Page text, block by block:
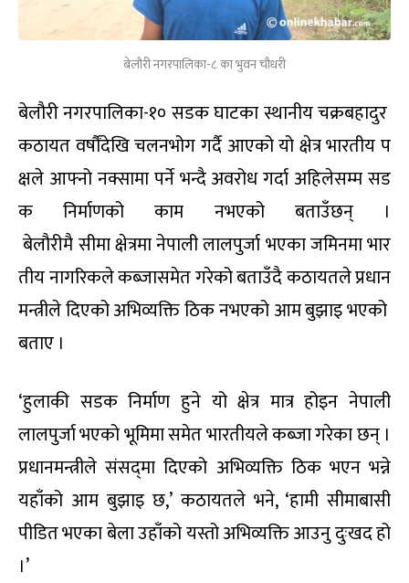
बेलौरी नगरपालिका-८ का भुवन चौधरी
बेलौरी नगरपालिका-१० सडक घाटका स्थानीय चक्रबहादुर
कठायत वर्षौंदेखि चलनभोग गर्दै आएको यो क्षेत्र भारतीय प
क्षले आफ्नो नक्सामा पर्ने भन्दै अवरोध गर्दा अहिलेसम्म सड
क निर्माणको काम नभएको बताउँछन् ।
बेलौरीमै सीमा क्षेत्रमा नेपाली लालपुर्जा भएका जमिनमा भार
तीय नागरिकले कब्जासमेत गरेको बताउँदै कठायतले प्रधान
मन्त्रीले दिएको अभिव्यक्ति ठिक नभएको आम बुझाइ भएको
बताए ।
‘हुलाकी सडक निर्माण हुने यो क्षेत्र मात्र होइन नेपाली
लालपुर्जा भएको भूमिमा समेत भारतीयले कब्जा गरेका छन् ।
प्रधानमन्त्रीले संसद्‌मा दिएको अभिव्यक्ति ठिक भएन भन्ने
यहाँको आम बुझाइ छ,’ कठायतले भने, ‘हामी सीमाबासी
पीडित भएका बेला उहाँको यस्तो अभिव्यक्ति आउनु दुःखद हो
।’